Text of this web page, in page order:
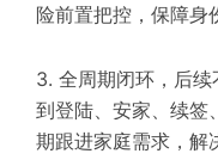
险前置把控，保障身
3. 全周期闭环，后
到登陆、安家、续签
期跟进家庭需求，解